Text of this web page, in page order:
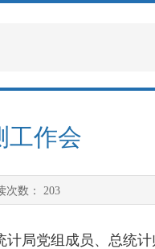
工作会
数： 203
局党组成员、总统计